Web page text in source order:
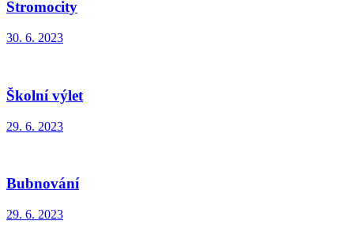
Stromocity
30. 6. 2023
Školní výlet
29. 6. 2023
Bubnování
29. 6. 2023